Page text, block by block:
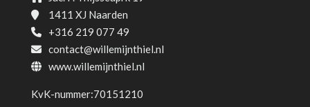
1411 XJ Naarden
+316 219 077 49
contact@willemijnthiel.nl
www.willemijnthiel.nl
KvK-nummer:70151210